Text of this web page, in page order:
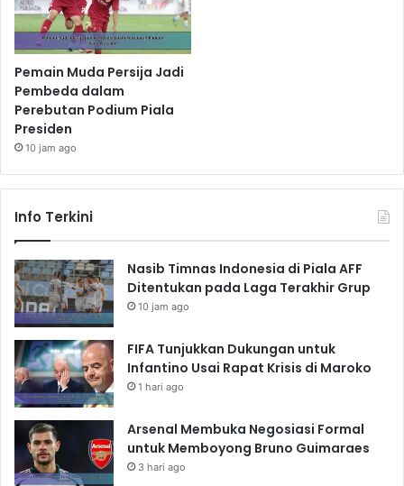
Pemain Muda Persija Jadi
Pembeda dalam
Perebutan Podium Piala
Presiden
10 jam ago
Info Terkini
Nasib Timnas Indonesia di Piala AFF
Ditentukan pada Laga Terakhir Grup
10 jam ago
FIFA Tunjukkan Dukungan untuk
Infantino Usai Rapat Krisis di Maroko
1 hari ago
Arsenal Membuka Negosiasi Formal
untuk Memboyong Bruno Guimaraes
3 hari ago